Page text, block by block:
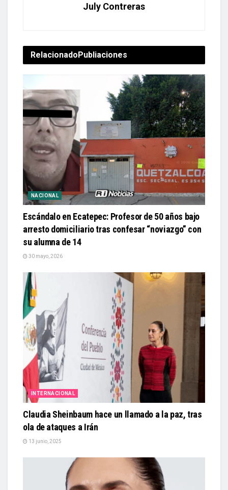
July Contreras
RelacionadoPubliaciones
NACIONAL
Escándalo en Ecatepec: Profesor de 50 años bajo
arresto domiciliario tras confesar “noviazgo” con
su alumna de 14
30 mayo, 2026
INTERNACIONAL
Claudia Sheinbaum hace un llamado a la paz, tras
ola de ataques a Irán
13 junio, 2025